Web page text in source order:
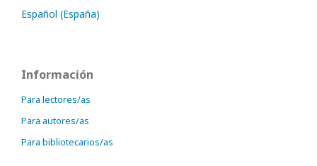
Español (España)
Información
Para lectores/as
Para autores/as
Para bibliotecarios/as